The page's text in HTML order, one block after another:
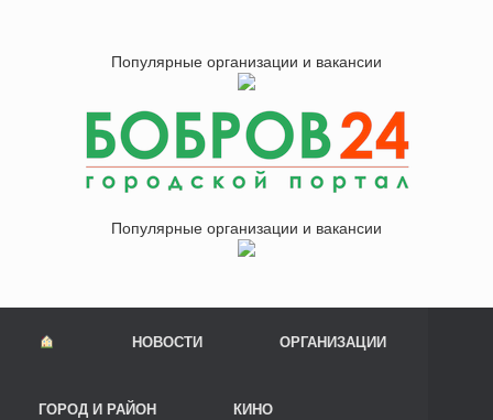
Популярные организации и вакансии
Популярные организации и вакансии
НОВОСТИ ОРГАНИЗАЦИИ
ГОРОД И РАЙОН КИНО